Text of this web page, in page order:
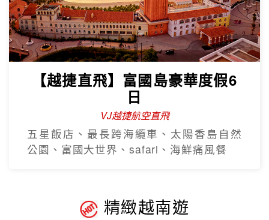
【越捷直飛】富國島豪華度假6
日
VJ越捷航空直飛
五星飯店、最長跨海纜車、太陽香島自然
公園、富國大世界、safari、海鮮痛風餐
精緻越南遊